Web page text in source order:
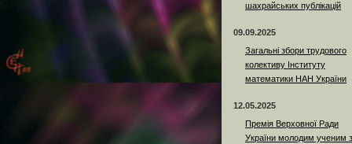
шахрайських публікацій
09.09.2025
Загальні збори трудового
колективу Інституту
математики НАН України
12.05.2025
Премія Верховної Ради
України молодим ученим